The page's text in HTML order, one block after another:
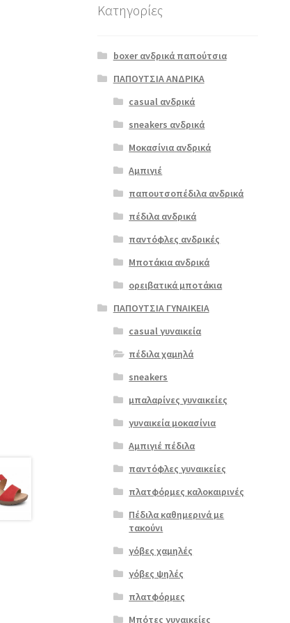
Κατηγορίες
boxer ανδρικά παπούτσια
ΠΑΠΟΥΤΣΙΑ ΑΝΔΡΙΚΑ
casual ανδρικά
sneakers ανδρικά
Μοκασίνια ανδρικά
Αμπιγιέ
παπουτσοπέδιλα ανδρικά
πέδιλα ανδρικά
παντόφλες ανδρικές
Μποτάκια ανδρικά
ορειβατικά μποτάκια
ΠΑΠΟΥΤΣΙΑ ΓΥΝΑΙΚΕΙΑ
casual γυναικεία
πέδιλα χαμηλά
sneakers
μπαλαρίνες γυναικείες
γυναικεία μοκασίνια
Αμπιγιέ πέδιλα
παντόφλες γυναικείες
πλατφόρμες καλοκαιρινές
Πέδιλα καθημερινά με
τακούνι
γόβες χαμηλές
γόβες ψηλές
πλατφόρμες
Μπότες γυναικείες